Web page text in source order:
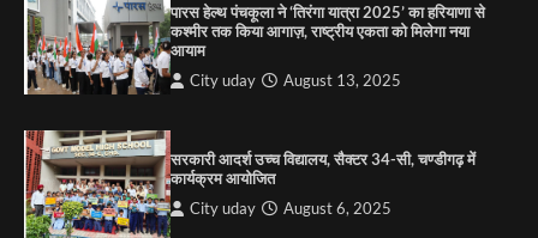
पारस हेल्थ पंचकूला ने ‘तिरंगा यात्रा 2025’ का हरियाणा से
कश्मीर तक किया आगाज़, राष्ट्रीय एकता को मिलेगा नया
आयाम
City uday August 13, 2025
सरकारी आदर्श उच्च विद्यालय, सैक्टर 34-सी, चण्डीगढ़ में
कार्यक्रम आयोजित
City uday August 6, 2025